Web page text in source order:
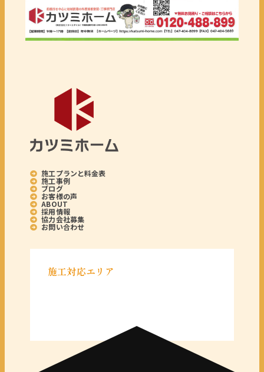
施工プランと料金表
施工事例
ブログ
お客様の声
ABOUT
採用情報
協力会社募集
お問い合わせ
施工対応エリア